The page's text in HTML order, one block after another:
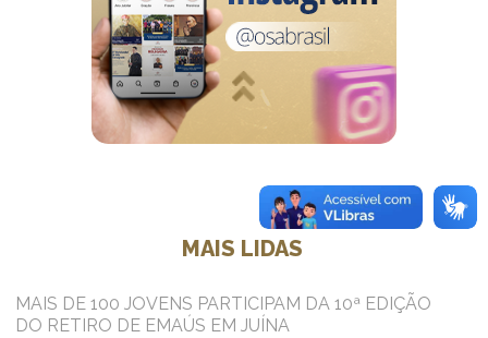
MAIS LIDAS
MAIS DE 100 JOVENS PARTICIPAM DA 10ª EDIÇÃO
DO RETIRO DE EMAÚS EM JUÍNA